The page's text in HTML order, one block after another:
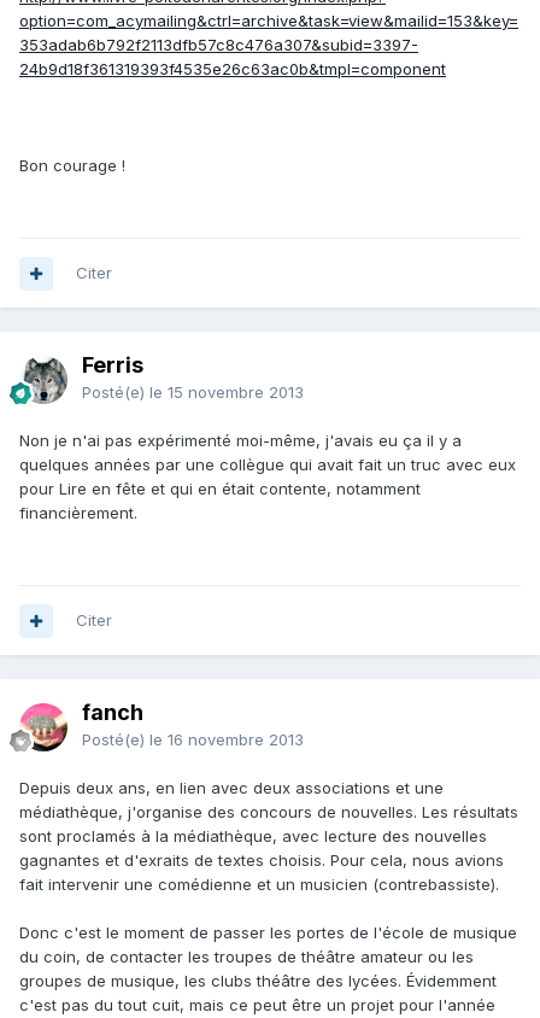
option=com_acymailing&ctrl=archive&task=view&mailid=153&key=
353adab6b792f2113dfb57c8c476a307&subid=3397-
24b9d18f361319393f4535e26c63ac0b&tmpl=component
Bon courage !
Citer
Ferris
Posté(e) le 15 novembre 2013
Non je n'ai pas expérimenté moi-même, j'avais eu ça il y a
quelques années par une collègue qui avait fait un truc avec eux
pour Lire en fête et qui en était contente, notamment
financièrement.
Citer
fanch
Posté(e) le 16 novembre 2013
Depuis deux ans, en lien avec deux associations et une
médiathèque, j'organise des concours de nouvelles. Les résultats
sont proclamés à la médiathèque, avec lecture des nouvelles
gagnantes et d'exraits de textes choisis. Pour cela, nous avions
fait intervenir une comédienne et un musicien (contrebassiste).
Donc c'est le moment de passer les portes de l'école de musique
du coin, de contacter les troupes de théâtre amateur ou les
groupes de musique, les clubs théâtre des lycées. Évidemment
c'est pas du tout cuit, mais ce peut être un projet pour l'année